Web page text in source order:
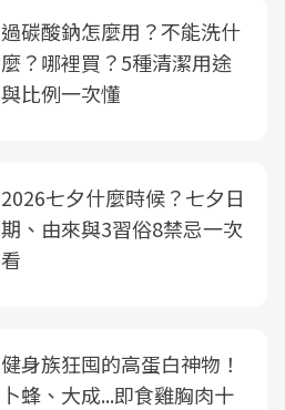
過碳酸鈉怎麼用？不能洗什
麼？哪裡買？5種清潔用途
與比例一次懂
2026七夕什麼時候？七夕日
期、由來與3習俗8禁忌一次
看
健身族狂囤的高蛋白神物！
卜蜂、大成...即食雞胸肉十